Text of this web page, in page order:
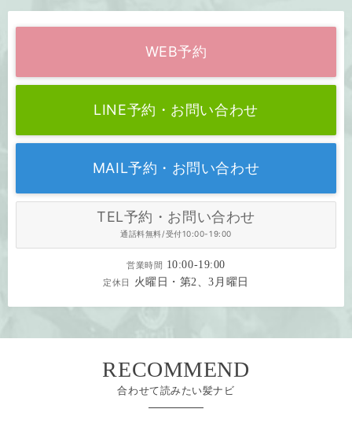
WEB予約
LINE予約・お問い合わせ
MAIL予約・お問い合わせ
TEL予約・お問い合わせ
通話料無料/受付10:00-19:00
営業時間 10:00-19:00
定休日 火曜日・第2、3月曜日
RECOMMEND
合わせて読みたい髪ナビ